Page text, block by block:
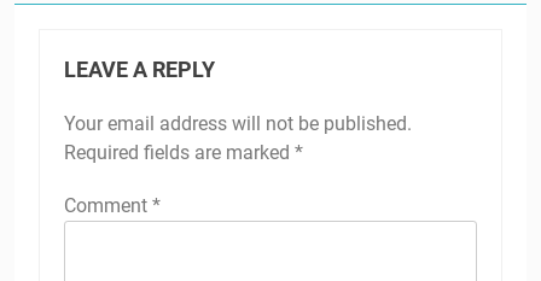
LEAVE A REPLY
Your email address will not be published.
Required fields are marked *
Comment *